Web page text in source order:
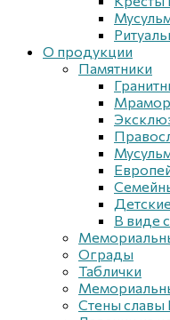
О продукции
Памятники
В виде
Ограды
Таблички
Стены